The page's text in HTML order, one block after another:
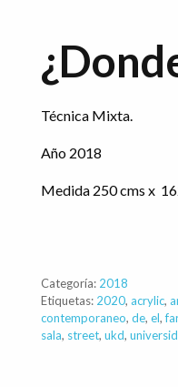
Técnica Mixta.
Año 2018
Medida 250 cms x
Categoría: 2018
Etiquetas: 2020, acrylic,
contemporaneo, de, el,
sala, street, ukd,